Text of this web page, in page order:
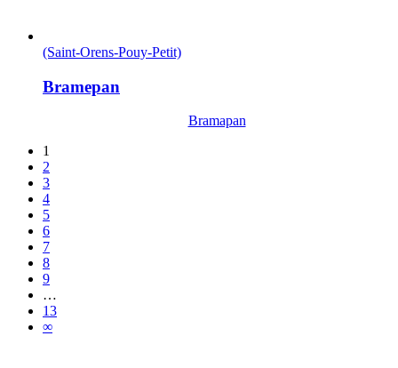
(Saint-Orens-Pouy-Petit)
Bramepan
Bramapan
1
2
3
4
5
6
7
8
9
…
13
∞